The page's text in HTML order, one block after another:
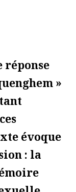
réponse
»
évoque
: la